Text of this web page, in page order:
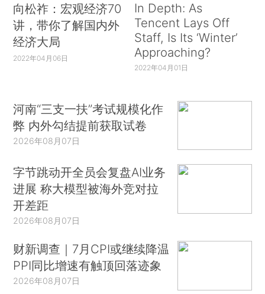
向松祚：宏观经济70
讲，带你了解国内外
经济大局
2022年04月06日
In Depth: As
Tencent Lays Off
Staff, Is Its ‘Winter’
Approaching?
2022年04月01日
河南“三支一扶”考试规模化作
弊 内外勾结提前获取试卷
2026年08月07日
字节跳动开全员会复盘AI业务
进展 称大模型被海外竞对拉
开差距
2026年08月07日
财新调查｜7月CPI或继续降温
PPI同比增速有触顶回落迹象
2026年08月07日